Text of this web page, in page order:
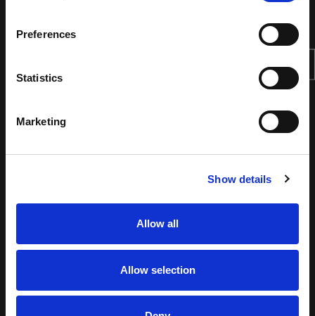
Preferences
Statistics
Marketing
Show details
Allow all
Allow selection